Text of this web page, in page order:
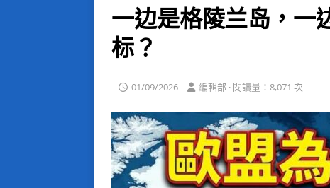
一边是格陵兰岛，一
标？
01/09/2026 編輯部 · 閱讀量：8,071 次